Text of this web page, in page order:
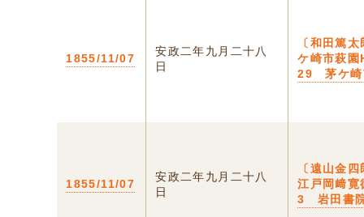
1855/11/07
安政二年九月二十八
日
〔和田篤
ケ崎市萩
29 茅ケ崎
1855/11/07
安政二年九月二十八
日
〔遠山金
江戸岡﨑
3 岩田書